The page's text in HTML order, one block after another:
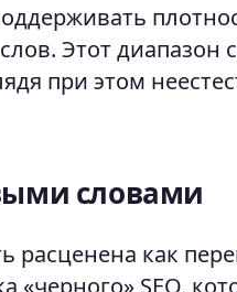
Этот диапазон
при этом
словами
расценена как
SEO,